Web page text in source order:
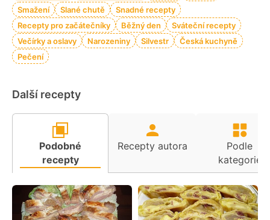
Smažení
Slané chutě
Snadné recepty
Recepty pro začátečníky
Běžný den
Sváteční recepty
Večírky a oslavy
Narozeniny Silvestr
Česká kuchyně
Pečení
Další recepty
Podobné
recepty
Recepty autora
Podle
kategorie